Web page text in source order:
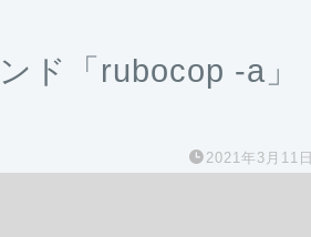
ド「rubocop -a」
2021年3月11日